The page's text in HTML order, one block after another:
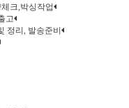
크,박싱작업
고
정리, 발송준비